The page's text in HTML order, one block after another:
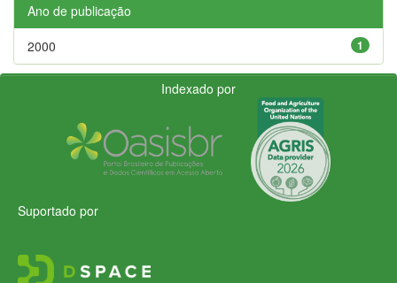
Ano de publicação
1
2000
Indexado por
Suportado por